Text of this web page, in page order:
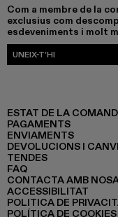
Com a membre de la
exclusius com
esdeveniments i molt
UNEIX-T’HI
ESTAT DE LA
PAGAMENTS
ENVIAMENTS
DEVOLUCIONS I
TENDES
FAQ
CONTACTA AMB
ACCESSIBILITAT
POLITICA DE
POLÍTICA DE COOKIES